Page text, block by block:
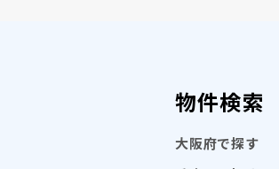
物件検索
大阪府で探す